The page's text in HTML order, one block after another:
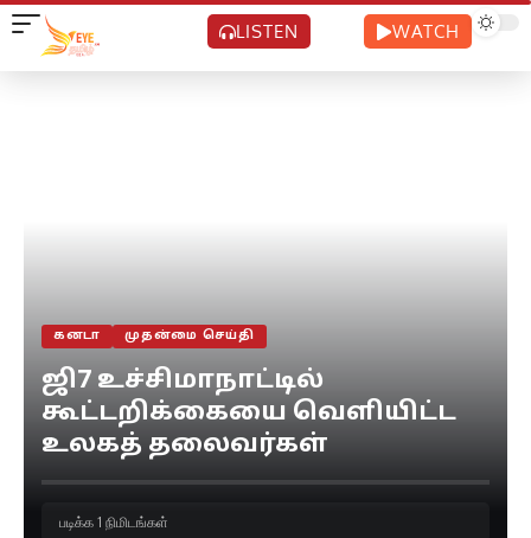
LISTEN WATCH
கனடா முதன்மை செய்தி
ஜி7 உச்சிமாநாட்டில்
கூட்டறிக்கையை வெளியிட்ட
உலகத் தலைவர்கள்
படிக்க 1 நிமிடங்கள்